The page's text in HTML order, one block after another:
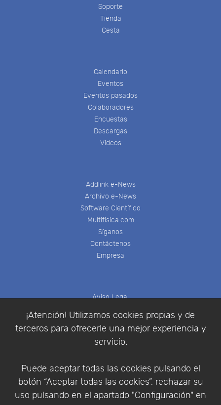
¡Atención! Utilizamos cookies propias y de
terceros para ofrecerle una mejor experiencia y
servicio.
Puede aceptar todas las cookies pulsando el
botón “Aceptar todas las cookies”, rechazar su
uso pulsando en el apartado "Configuración" en
Soporte
Tienda
Cesta
Calendario
Eventos
Eventos pasados
Colaboradores
Encuestas
Descargas
Videos
Addlink e-News
Archivo e-News
Software Científico
Multifisica.com
Síganos
Contáctenos
Empresa
Aviso Legal
Política de Privacidad
Condiciones de compra
Identificarse